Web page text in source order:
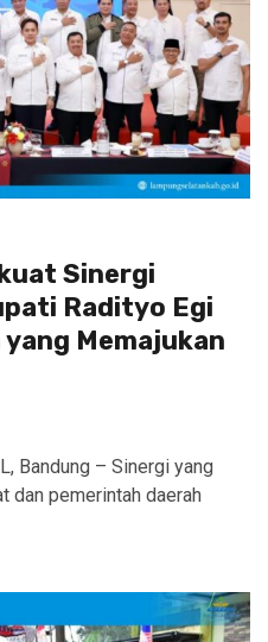
Sinergi
Radityo Egi
Memajukan
Bandung – Sinergi yang
dan pemerintah daerah